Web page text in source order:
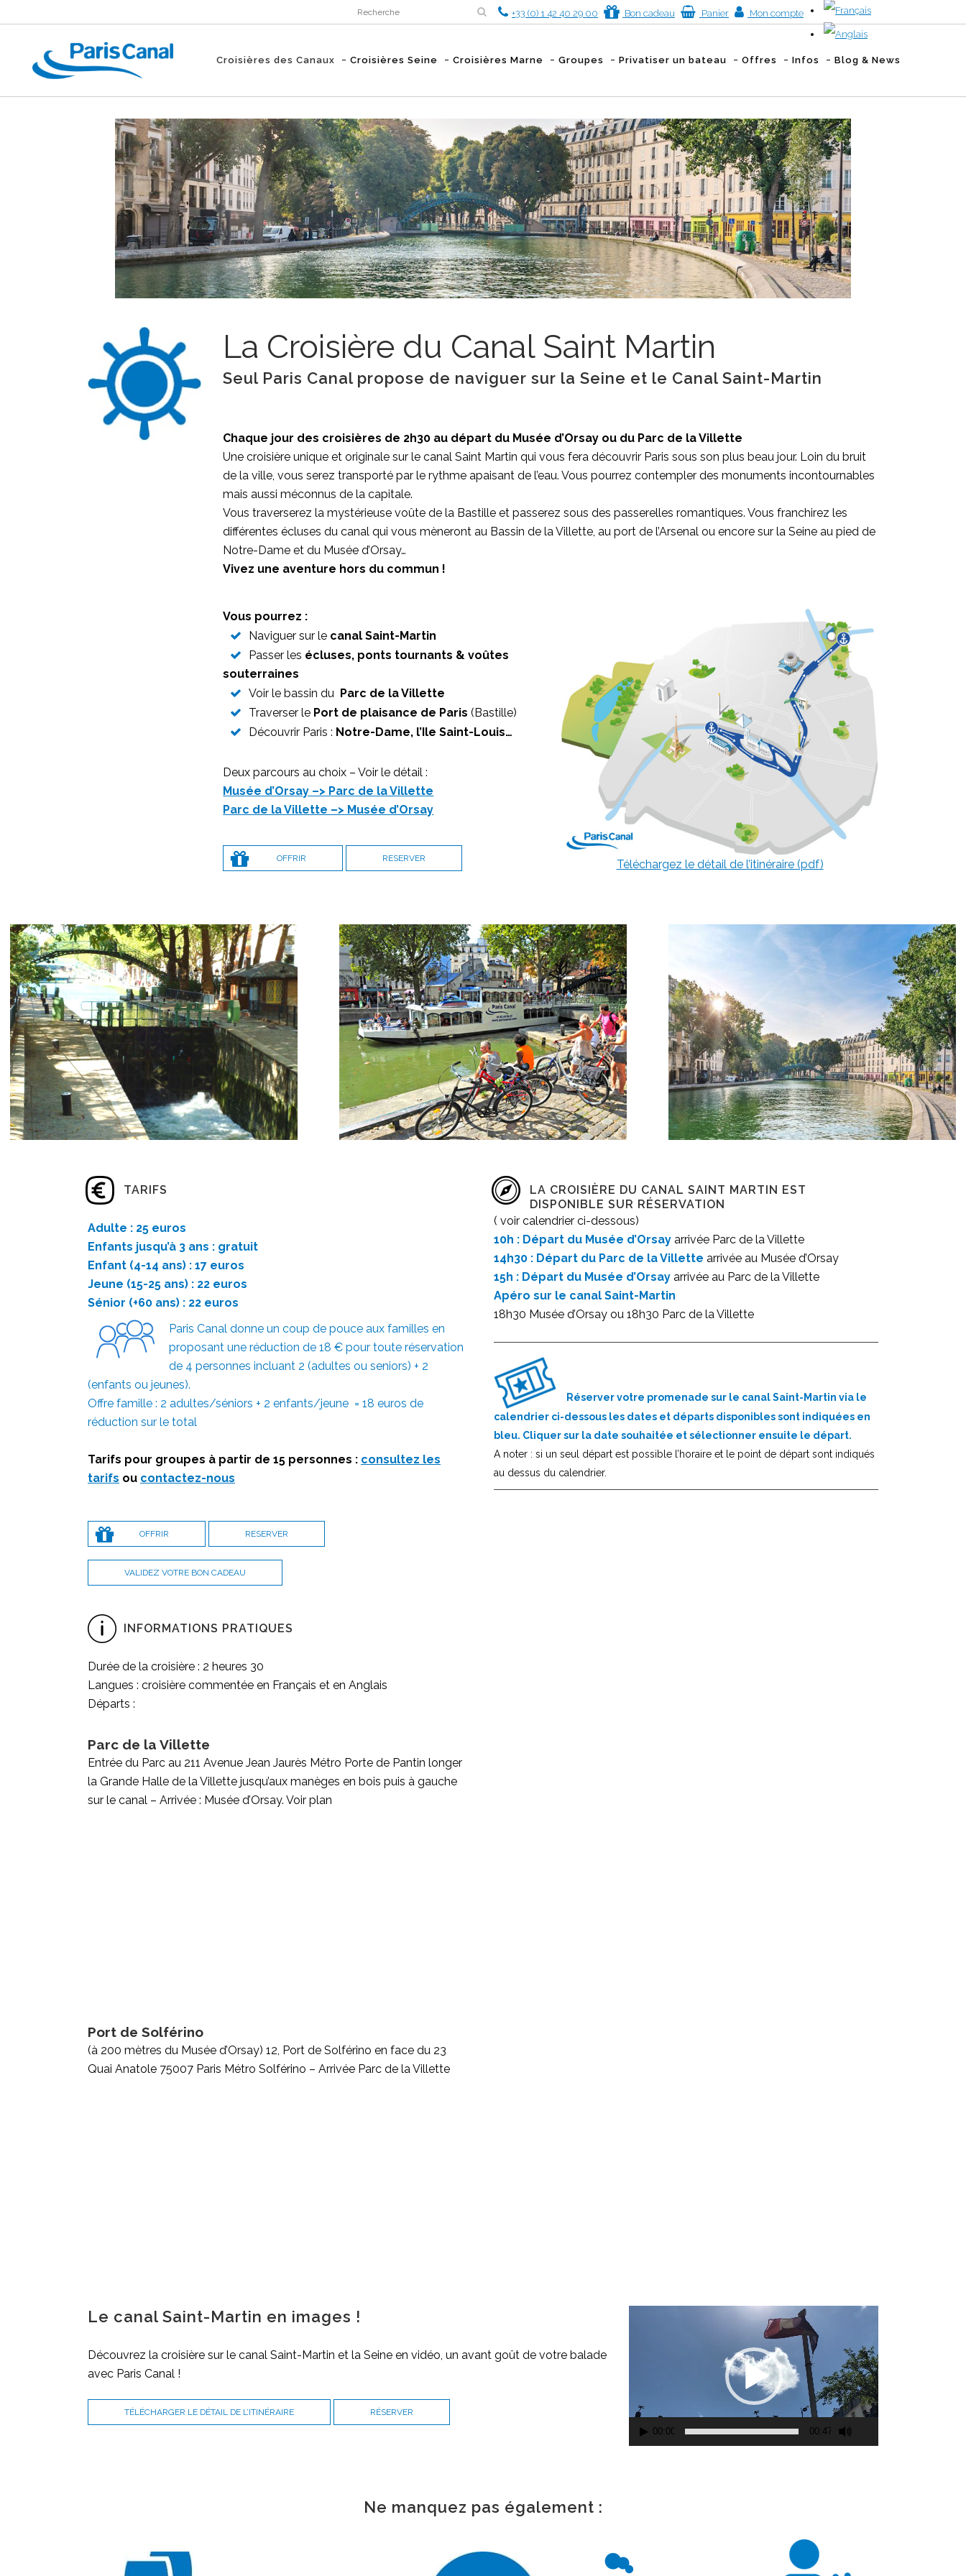
+33 (0) 1 42 40 29 00 Bon cadeau Panier Mon compte
Croisières des Canaux Croisières Seine Croisières Marne Groupes Privatiser un bateau Offres Infos Blog & News
La Croisière du Canal Saint Martin
Seul Paris Canal propose de naviguer sur la Seine et le Canal Saint-Martin
Chaque jour des croisières de 2h30 au départ du Musée d’Orsay ou du Parc de la Villette
Une croisière unique et originale sur le canal Saint Martin qui vous fera découvrir Paris sous son plus beau jour. Loin du bruit
de la ville, vous serez transporté par le rythme apaisant de l’eau. Vous pourrez contempler des monuments incontournables
mais aussi méconnus de la capitale.
Vous traverserez la mystérieuse voûte de la Bastille et passerez sous des passerelles romantiques. Vous franchirez les
différentes écluses du canal qui vous mèneront au Bassin de la Villette, au port de l’Arsenal ou encore sur la Seine au pied de
Notre-Dame et du Musée d’Orsay…
Vivez une aventure hors du commun !
Vous pourrez :
Naviguer sur le canal Saint-Martin
Passer les écluses, ponts tournants & voûtes
souterraines
Voir le bassin du Parc de la Villette
Traverser le Port de plaisance de Paris (Bastille)
Découvrir Paris : Notre-Dame, l’Ile Saint-Louis…
Deux parcours au choix – Voir le détail :
Musée d’Orsay –> Parc de la Villette
Parc de la Villette –> Musée d’Orsay
OFFRIR RESERVER Téléchargez le détail de l’itinéraire (pdf)
TARIFS
Adulte : 25 euros
Enfants jusqu’à 3 ans : gratuit
Enfant (4-14 ans) : 17 euros
Jeune (15-25 ans) : 22 euros
Sénior (+60 ans) : 22 euros
Paris Canal donne un coup de pouce aux familles en
proposant une réduction de 18 € pour toute réservation
de 4 personnes incluant 2 (adultes ou seniors) + 2
(enfants ou jeunes).
Offre famille : 2 adultes/séniors + 2 enfants/jeune = 18 euros de
réduction sur le total
Tarifs pour groupes à partir de 15 personnes : consultez les
tarifs ou contactez-nous
OFFRIR RESERVER
VALIDEZ VOTRE BON CADEAU
INFORMATIONS PRATIQUES
Durée de la croisière : 2 heures 30
Langues : croisière commentée en Français et en Anglais
Départs :
Parc de la Villette
Entrée du Parc au 211 Avenue Jean Jaurès Métro Porte de Pantin longer
la Grande Halle de la Villette jusqu’aux manèges en bois puis à gauche
sur le canal – Arrivée : Musée d’Orsay. Voir plan
Port de Solférino
(à 200 mètres du Musée d’Orsay) 12, Port de Solférino en face du 23
Quai Anatole 75007 Paris Métro Solférino – Arrivée Parc de la Villette
LA CROISIÈRE DU CANAL SAINT MARTIN EST
DISPONIBLE SUR RÉSERVATION
( voir calendrier ci-dessous)
10h : Départ du Musée d’Orsay arrivée Parc de la Villette
14h30 : Départ du Parc de la Villette arrivée au Musée d’Orsay
15h : Départ du Musée d’Orsay arrivée au Parc de la Villette
Apéro sur le canal Saint-Martin
18h30 Musée d’Orsay ou 18h30 Parc de la Villette
Réserver votre promenade sur le canal Saint-Martin via le
calendrier ci-dessous les dates et départs disponibles sont indiquées en
bleu. Cliquer sur la date souhaitée etsélectionner ensuite le départ.
A noter : si un seul départ est possible l’horaire et le point de départ sont indiqués
au dessus du calendrier.
Le canal Saint-Martin en images !
Découvrez la croisière sur le canal Saint-Martin et la Seine en vidéo, un avant goût de votre balade
avec Paris Canal !
TÉLÉCHARGER LE DÉTAIL DE L’ITINÉRAIRE RÉSERVER
00:00 00:47
Ne manquez pas également :